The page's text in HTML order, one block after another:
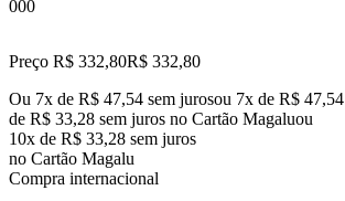
000
Preço R$ 332,80R$ 332,80
Ou 7x de R$ 47,54 sem jurosou 7x de R$ 47,54
de R$ 33,28 sem juros no Cartão Magaluou
10x de R$ 33,28 sem juros
no Cartão Magalu
Compra internacional